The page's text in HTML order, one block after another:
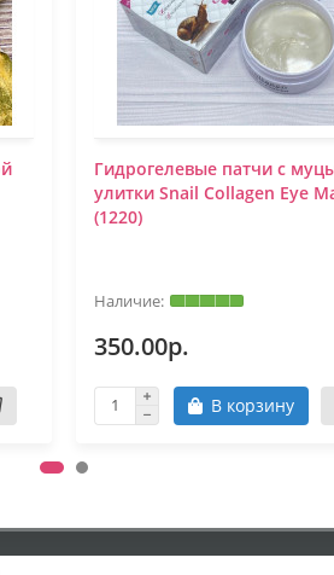
Гидрогелевые патчи с
улитки Snail Collagen Eye
(1220)
350.00р.
В корзину